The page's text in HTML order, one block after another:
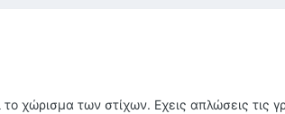
χώρισμα των στίχων. Εχεις απλώσεις τις